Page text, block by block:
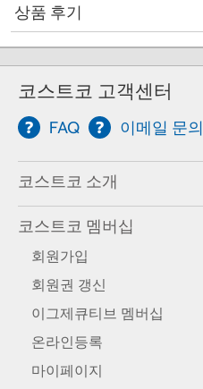
상품 후기
코스트코 고객센터
FAQ 이메일 문의
코스트코 소개
코스트코 멤버십
회원가입
회원권 갱신
이그제큐티브 멤버십
온라인등록
마이페이지